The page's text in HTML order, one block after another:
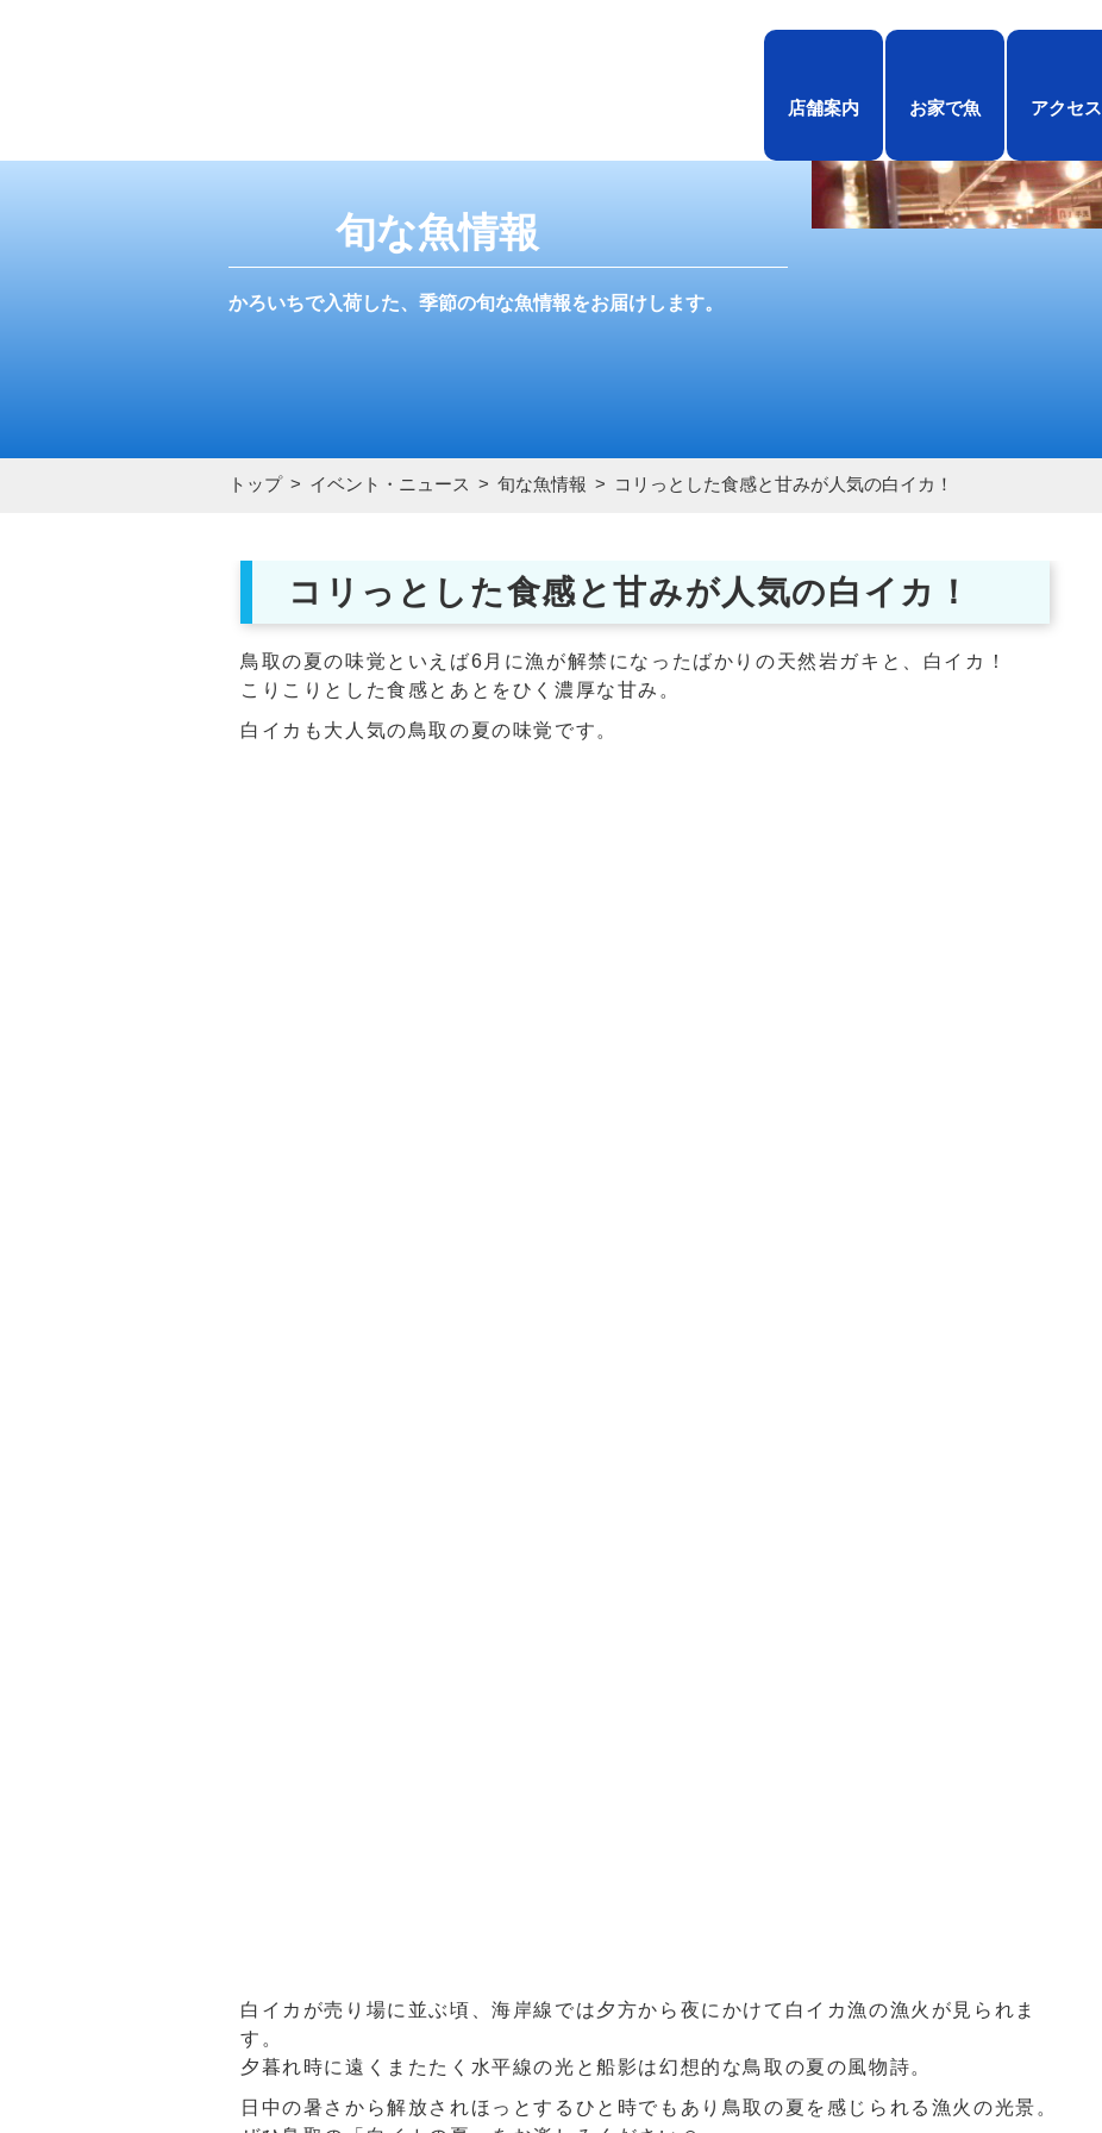
店舗案内 お家で魚 アクセス
旬な魚情報
かろいちで入荷した、季節の旬な魚情報をお届けします。
トップ イベント・ニュース 旬な魚情報 コリっとした食感と甘みが人気の白イカ！
コリっとした食感と甘みが人気の白イカ！
鳥取の夏の味覚といえば6月に漁が解禁になったばかりの天然岩ガキと、白イカ！
こりこりとした食感とあとをひく濃厚な甘み。
白イカも大人気の鳥取の夏の味覚です。
白イカが売り場に並ぶ頃、海岸線では夕方から夜にかけて白イカ漁の漁火が見られま
す。
夕暮れ時に遠くまたたく水平線の光と船影は幻想的な鳥取の夏の風物詩。
日中の暑さから解放されほっとするひと時でもあり鳥取の夏を感じられる漁火の光景。